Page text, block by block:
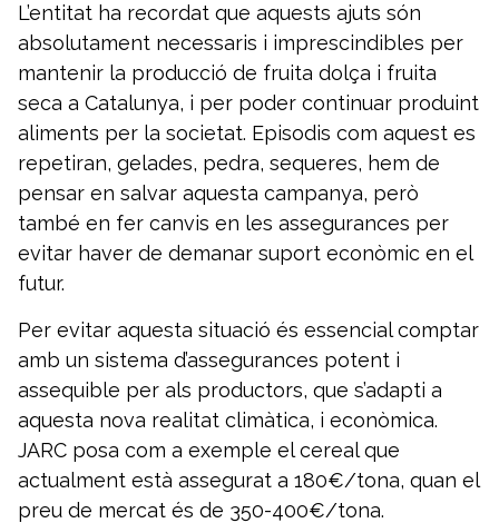
L’entitat ha recordat que aquests ajuts són
absolutament necessaris i imprescindibles per
mantenir la producció de fruita dolça i fruita
seca a Catalunya, i per poder continuar produint
aliments per la societat. Episodis com aquest es
repetiran, gelades, pedra, sequeres, hem de
pensar en salvar aquesta campanya, però
també en fer canvis en les assegurances per
evitar haver de demanar suport econòmic en el
futur.
Per evitar aquesta situació és essencial comptar
amb un sistema d’assegurances potent i
assequible per als productors, que s’adapti a
aquesta nova realitat climàtica, i econòmica.
JARC posa com a exemple el cereal que
actualment està assegurat a 180€/tona, quan el
preu de mercat és de 350-400€/tona.